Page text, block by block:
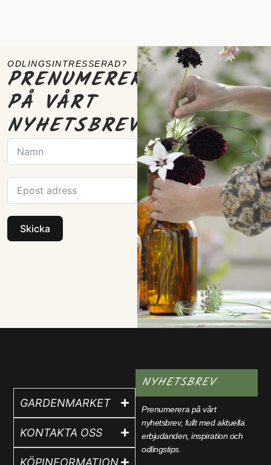
ODLINGSINTRESSERAD?
PRENUMERERA
PÅ VÅRT
NYHETSBREV
Skicka
GARDENMARKET
KONTAKTA OSS
KÖPINFORMATION
NYHETSBREV
Prenumerera på vårt
nyhetsbrev, fullt med aktuella
erbjudanden, inspiration och
odlingstips.